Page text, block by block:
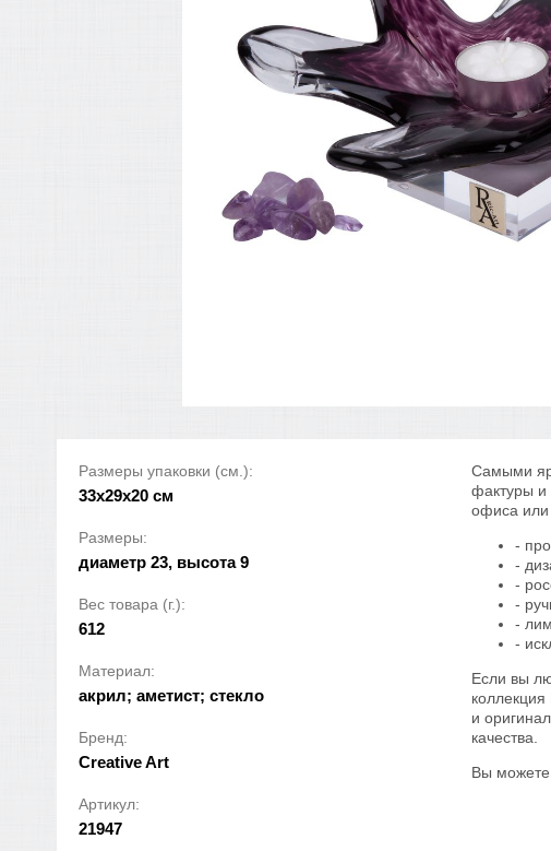
Размеры упаковки (см.):
33x29x20 см
Размеры:
диаметр 23, высота 9
Вес товара (г.):
612
Материал:
акрил; аметист; стекло
Бренд:
Creative Art
Артикул:
21947
Самыми
фактуры и
офиса или
-
-
-
-
-
-
Если вы
и
качества.
Вы можете